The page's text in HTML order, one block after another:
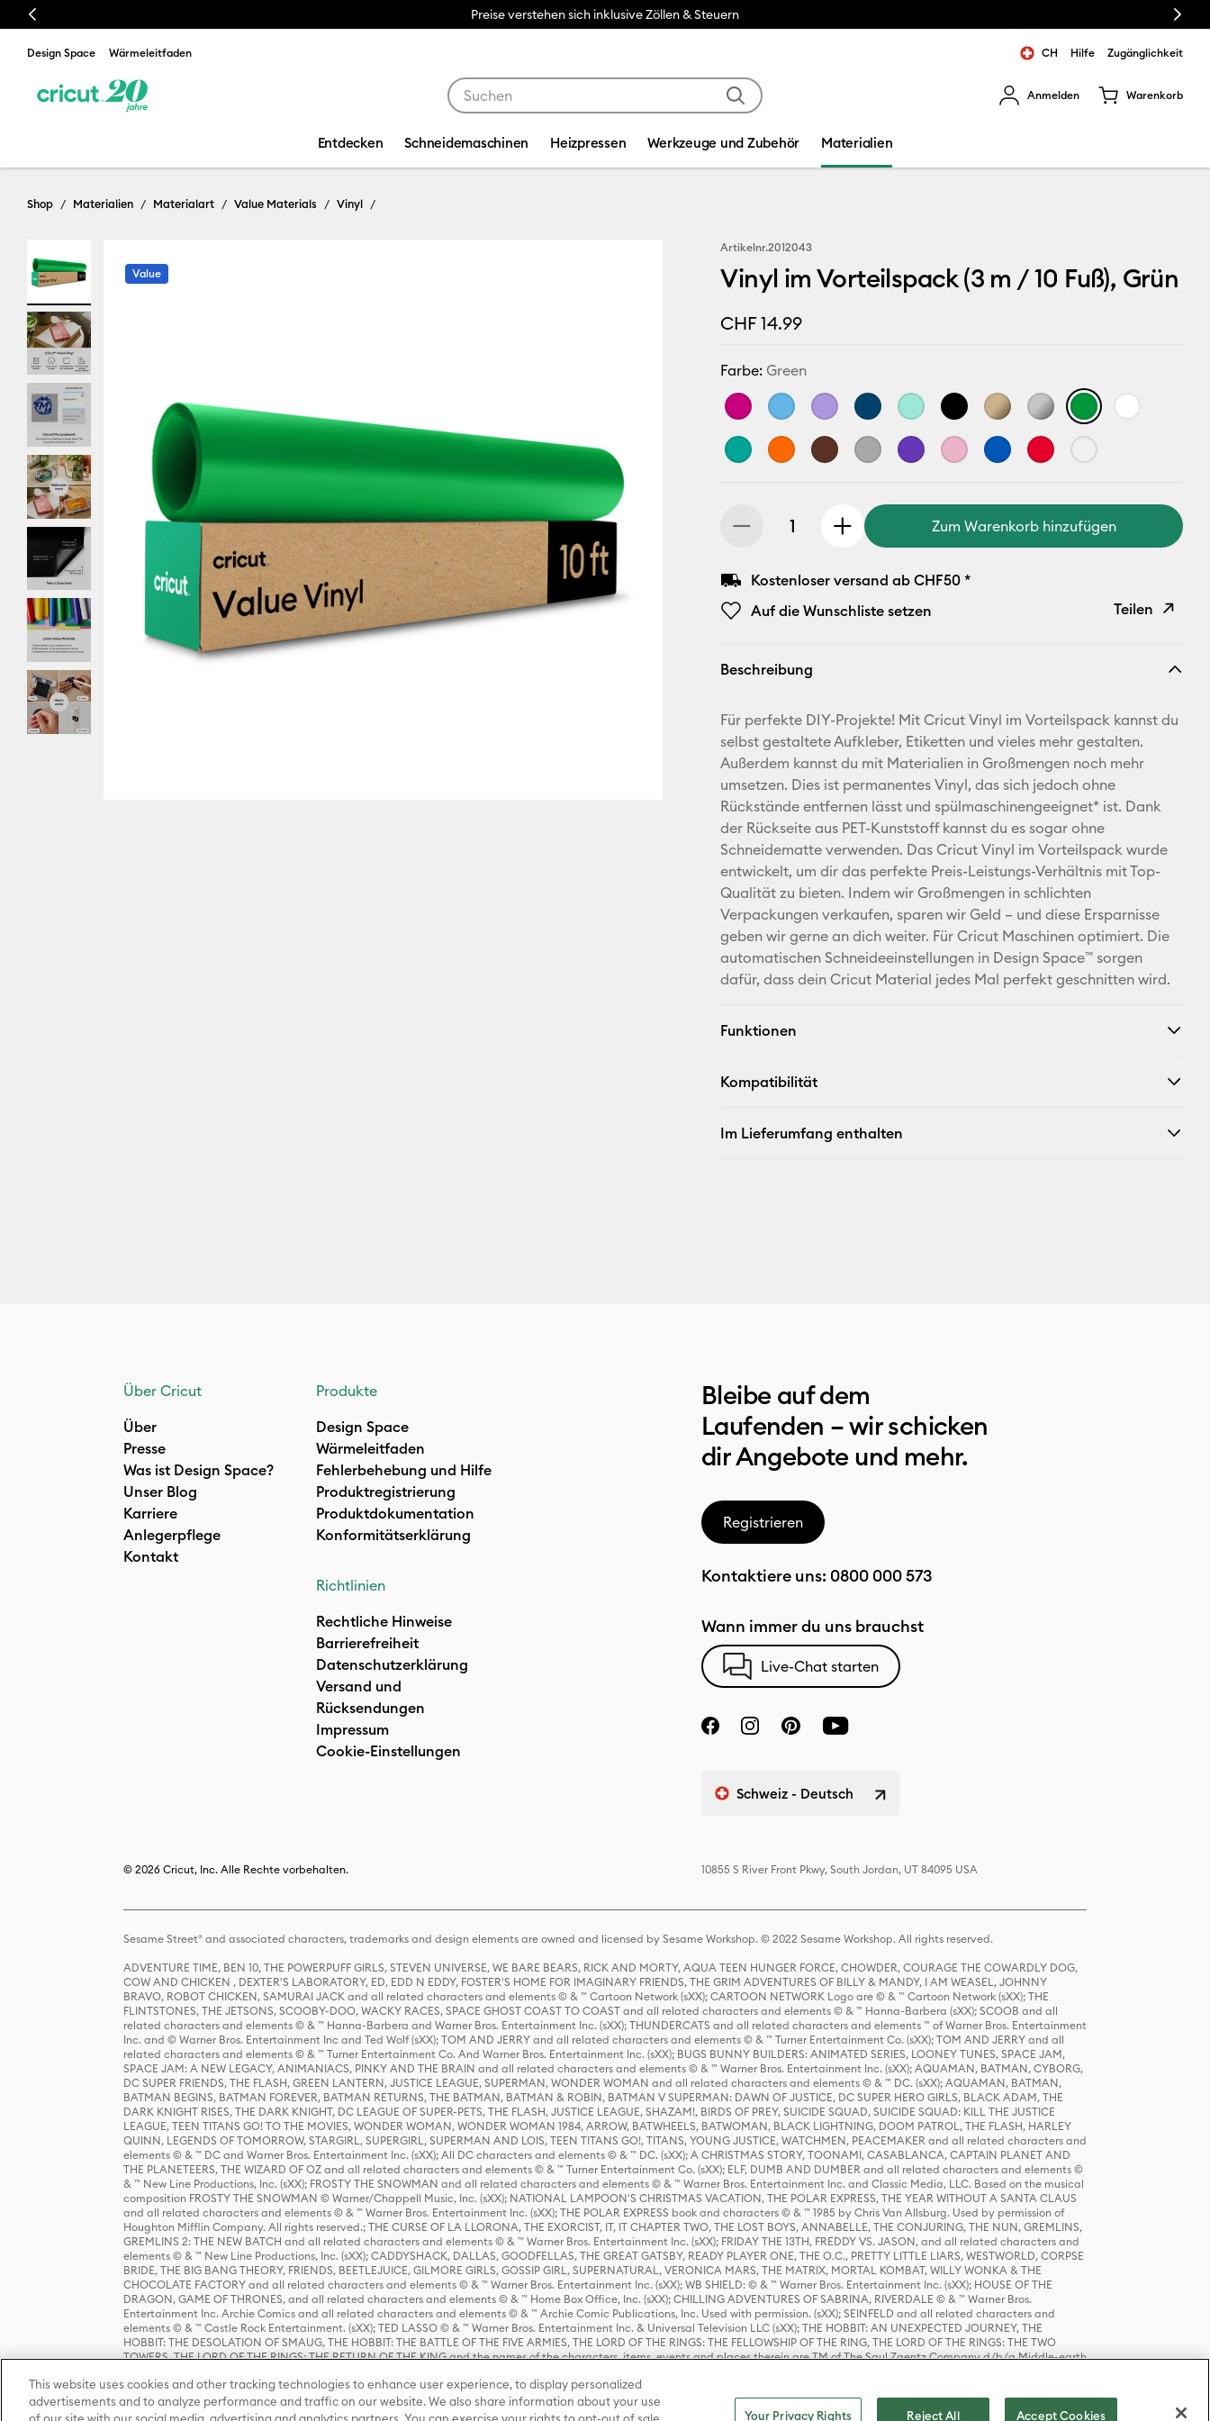
Previous Preise verstehen sich inklusive Zöllen & Steuern Next
Design Space Wärmeleitfaden CH Hilfe Zugänglichkeit
Anmelden Warenkorb
Entdecken Schneidemaschinen Heizpressen Werkzeuge und Zubehör Materialien
Shop Materialien Materialart Value Materials Vinyl
Value
Artikelnr.2012043
Vinyl im Vorteilspack (3 m / 10 Fuß), Grün
CHF 14.99
Farbe:Green
Zum Warenkorb hinzufügen
Kostenloser versand ab CHF50 *
Auf die Wunschliste setzen
Teilen
E-Mail-
Adresse
Pinterest
Facebook
X
Beschreibung
Für perfekte DIY-Projekte! Mit Cricut Vinyl im Vorteilspack kannst du
selbst gestaltete Aufkleber, Etiketten und vieles mehr gestalten.
Außerdem kannst du mit Materialien in Großmengen noch mehr
umsetzen. Dies ist permanentes Vinyl, das sich jedoch ohne
Rückstände entfernen lässt und spülmaschinengeeignet* ist. Dank
der Rückseite aus PET-Kunststoff kannst du es sogar ohne
Schneidematte verwenden. Das Cricut Vinyl im Vorteilspack wurde
entwickelt, um dir das perfekte Preis-Leistungs-Verhältnis mit Top-
Qualität zu bieten. Indem wir Großmengen in schlichten
Verpackungen verkaufen, sparen wir Geld – und diese Ersparnisse
geben wir gerne an dich weiter. Für Cricut Maschinen optimiert. Die
automatischen Schneideeinstellungen in Design Space™ sorgen
dafür, dass dein Cricut Material jedes Mal perfekt geschnitten wird.
Funktionen
Kompatibilität
Im Lieferumfang enthalten
Über Cricut
Über
Presse
Was ist Design Space?
Unser Blog
Karriere
Anlegerpflege
Kontakt
Produkte
Design Space
Wärmeleitfaden
Fehlerbehebung und Hilfe
Produktregistrierung
Produktdokumentation
Konformitätserklärung
Richtlinien
Rechtliche Hinweise
Barrierefreiheit
Datenschutzerklärung
Versand und
Rücksendungen
Impressum
Cookie-Einstellungen
Bleibe auf dem
Laufenden – wir schicken
dir Angebote und mehr.
Registrieren
Kontaktiere uns: 0800 000 573
Wann immer du uns brauchst
Live-Chat starten
Schweiz - Deutsch
© 2026 Cricut, Inc. Alle Rechte vorbehalten. 10855 S River Front Pkwy, South Jordan, UT 84095 USA
Sesame Street® and associated characters, trademarks and design elements are owned and licensed by Sesame Workshop. © 2022 Sesame Workshop. All rights reserved.
ADVENTURE TIME, BEN 10, THE POWERPUFF GIRLS, STEVEN UNIVERSE, WE BARE BEARS, RICK AND MORTY, AQUA TEEN HUNGER FORCE, CHOWDER, COURAGE THE COWARDLY DOG,
COW AND CHICKEN , DEXTER'S LABORATORY, ED, EDD N EDDY, FOSTER'S HOME FOR IMAGINARY FRIENDS, THE GRIM ADVENTURES OF BILLY & MANDY, I AM WEASEL, JOHNNY
BRAVO, ROBOT CHICKEN, SAMURAI JACK and all related characters and elements © & ™ Cartoon Network (sXX); CARTOON NETWORK Logo are © & ™ Cartoon Network (sXX); THE
FLINTSTONES, THE JETSONS, SCOOBY-DOO, WACKY RACES, SPACE GHOST COAST TO COAST and all related characters and elements © & ™ Hanna-Barbera (sXX); SCOOB and all
related characters and elements © & ™ Hanna-Barbera and Warner Bros. Entertainment Inc. (sXX); THUNDERCATS and all related characters and elements ™ of Warner Bros. Entertainment
Inc. and © Warner Bros. Entertainment Inc and Ted Wolf (sXX); TOM AND JERRY and all related characters and elements © & ™ Turner Entertainment Co. (sXX); TOM AND JERRY and all
related characters and elements © & ™ Turner Entertainment Co. And Warner Bros. Entertainment Inc. (sXX); BUGS BUNNY BUILDERS: ANIMATED SERIES, LOONEY TUNES, SPACE JAM,
SPACE JAM: A NEW LEGACY, ANIMANIACS, PINKY AND THE BRAIN and all related characters and elements © & ™ Warner Bros. Entertainment Inc. (sXX); AQUAMAN, BATMAN, CYBORG,
DC SUPER FRIENDS, THE FLASH, GREEN LANTERN, JUSTICE LEAGUE, SUPERMAN, WONDER WOMAN and all related characters and elements © & ™ DC. (sXX); AQUAMAN, BATMAN,
BATMAN BEGINS, BATMAN FOREVER, BATMAN RETURNS, THE BATMAN, BATMAN & ROBIN, BATMAN V SUPERMAN: DAWN OF JUSTICE, DC SUPER HERO GIRLS, BLACK ADAM, THE
DARK KNIGHT RISES, THE DARK KNIGHT, DC LEAGUE OF SUPER-PETS, THE FLASH, JUSTICE LEAGUE, SHAZAM!, BIRDS OF PREY, SUICIDE SQUAD, SUICIDE SQUAD: KILL THE JUSTICE
LEAGUE, TEEN TITANS GO! TO THE MOVIES, WONDER WOMAN, WONDER WOMAN 1984, ARROW, BATWHEELS, BATWOMAN, BLACK LIGHTNING, DOOM PATROL, THE FLASH, HARLEY
QUINN, LEGENDS OF TOMORROW, STARGIRL, SUPERGIRL, SUPERMAN AND LOIS, TEEN TITANS GO!, TITANS, YOUNG JUSTICE, WATCHMEN, PEACEMAKER and all related characters and
elements © & ™ DC and Warner Bros. Entertainment Inc. (sXX); All DC characters and elements © & ™ DC. (sXX); A CHRISTMAS STORY, TOONAMI, CASABLANCA, CAPTAIN PLANET AND
THE PLANETEERS, THE WIZARD OF OZ and all related characters and elements © & ™ Turner Entertainment Co. (sXX); ELF, DUMB AND DUMBER and all related characters and elements ©
& ™ New Line Productions, Inc. (sXX); FROSTY THE SNOWMAN and all related characters and elements © & ™ Warner Bros. Entertainment Inc. and Classic Media, LLC. Based on the musical
composition FROSTY THE SNOWMAN © Warner/Chappell Music, Inc. (sXX); NATIONAL LAMPOON'S CHRISTMAS VACATION, THE POLAR EXPRESS, THE YEAR WITHOUT A SANTA CLAUS
and all related characters and elements © & ™ Warner Bros. Entertainment Inc. (sXX); THE POLAR EXPRESS book and characters © & ™ 1985 by Chris Van Allsburg. Used by permission of
Houghton Mifflin Company. All rights reserved.; THE CURSE OF LA LLORONA, THE EXORCIST, IT, IT CHAPTER TWO, THE LOST BOYS, ANNABELLE, THE CONJURING, THE NUN, GREMLINS,
GREMLINS 2: THE NEW BATCH and all related characters and elements © & ™ Warner Bros. Entertainment Inc. (sXX); FRIDAY THE 13TH, FREDDY VS. JASON, and all related characters and
elements © & ™ New Line Productions, Inc. (sXX); CADDYSHACK, DALLAS, GOODFELLAS, THE GREAT GATSBY, READY PLAYER ONE, THE O.C., PRETTY LITTLE LIARS, WESTWORLD, CORPSE
BRIDE, THE BIG BANG THEORY, FRIENDS, BEETLEJUICE, GILMORE GIRLS, GOSSIP GIRL, SUPERNATURAL, VERONICA MARS, THE MATRIX, MORTAL KOMBAT, WILLY WONKA & THE
CHOCOLATE FACTORY and all related characters and elements © & ™ Warner Bros. Entertainment Inc. (sXX); WB SHIELD: © & ™ Warner Bros. Entertainment Inc. (sXX); HOUSE OF THE
DRAGON, GAME OF THRONES, and all related characters and elements © & ™ Home Box Office, Inc. (sXX); CHILLING ADVENTURES OF SABRINA, RIVERDALE © & ™ Warner Bros.
Entertainment Inc. Archie Comics and all related characters and elements © & ™ Archie Comic Publications, Inc. Used with permission. (sXX); SEINFELD and all related characters and
elements © & ™ Castle Rock Entertainment. (sXX); TED LASSO © & ™ Warner Bros. Entertainment Inc. & Universal Television LLC (sXX); THE HOBBIT: AN UNEXPECTED JOURNEY, THE
HOBBIT: THE DESOLATION OF SMAUG, THE HOBBIT: THE BATTLE OF THE FIVE ARMIES, THE LORD OF THE RINGS: THE FELLOWSHIP OF THE RING, THE LORD OF THE RINGS: THE TWO
TOWERS, THE LORD OF THE RINGS: THE RETURN OF THE KING and the names of the characters, items, events and places therein are TM of The Saul Zaentz Company d/b/a Middle-earth
Warner Bros. Entertainment Inc. (sXX); WIZARDING WORLD and all related trademarks, characters, names, and indicia are © & ™ Warner Bros. Entertainment Inc. (sXX); © Warner Bros.
Entertainment Inc. All rights reserved.
This website uses cookies and other tracking technologies to enhance user experience, to display personalized
advertisements and to analyze performance and traffic on our website. We also share information about your use
Your Privacy Rights Reject All Accept Cookies